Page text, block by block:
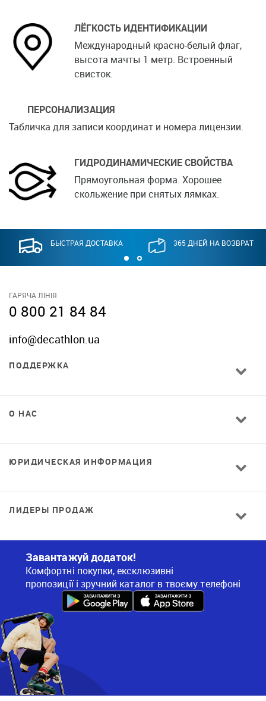
ЛЁГКОСТЬ ИДЕНТИФИКАЦИИ
Международный красно-белый флаг,
высота мачты 1 метр. Встроенный
свисток.
ПЕРСОНАЛИЗАЦИЯ
Табличка для записи координат и номера лицензии.
ГИДРОДИНАМИЧЕСКИЕ СВОЙСТВА
Прямоугольная форма. Хорошее
скольжение при снятых лямках.
БЫСТРАЯ ДОСТАВКА 365 ДНЕЙ НА ВОЗВРАТ
ГАРЯЧА ЛІНІЯ
0 800 21 84 84
info@decathlon.ua
ПОДДЕРЖКА
О НАС
ЮРИДИЧЕСКАЯ ИНФОРМАЦИЯ
ЛИДЕРЫ ПРОДАЖ
Завантажуй додаток!
Комфортні покупки, ексклюзивні
пропозиції і зручний каталог в твоєму телефоні